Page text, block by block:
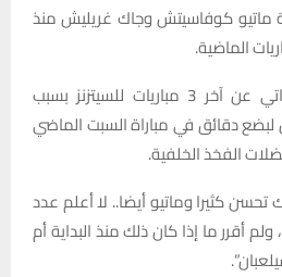
ماتيو كوفاسيتش وجاك غريليش منذ
الماضية.
وغاب لاعب الوسط الكرواتي عن آخر 3 مباريات للسيتزنز بسبب
لبضع دقائق في مباراة السبت الماضي
الفخذ الخلفية.
تحسن كثيرا وماتيو أيضا.. لا أعلم عدد
أقرر ما إذا كان ذلك منذ البداية أم